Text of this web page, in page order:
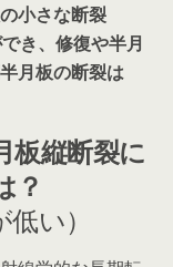
小さな断裂
き、修復や半月
月板の断裂は
板縦断裂に
？
い）